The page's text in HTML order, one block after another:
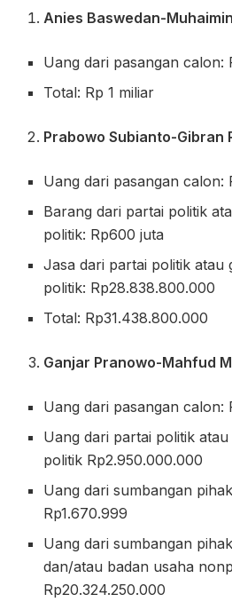
Anies Baswedan-
Uang dari pasangan calon:
Total: Rp 1 miliar
Prabowo Subianto-Gibran
Uang dari pasangan calon:
Barang dari partai politik
politik: Rp600 juta
Jasa dari partai politik atau
politik: Rp28.838.800.000
Total: Rp31.438.800.000
Ganjar Pranowo-Mahfud
Uang dari pasangan calon:
Uang dari partai politik
politik Rp2.950.000.000
Uang dari sumbangan
Rp1.670.999
Uang dari sumbangan
dan/atau badan usaha
Rp20.324.250.000